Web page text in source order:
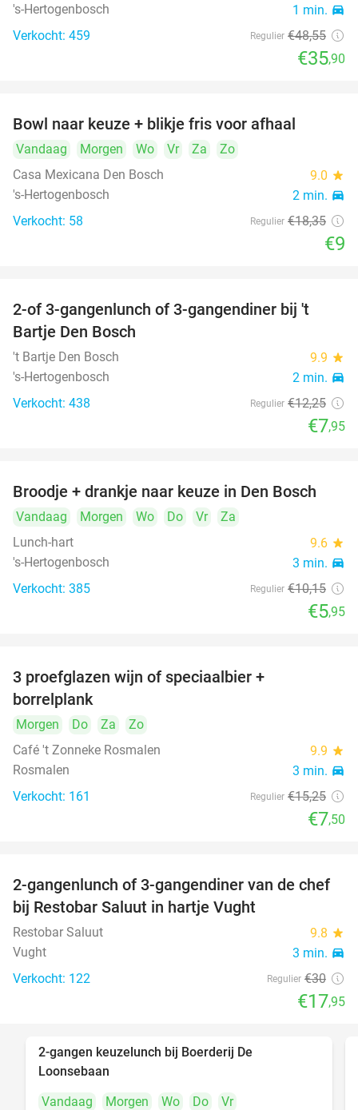
's-Hertogenbosch 1 min. directions_car
Verkocht: 459 Regulier €48,55
€35,90
Bowl naar keuze + blikje fris voor afhaal
Vandaag Morgen Wo Vr Za
Zo
Casa Mexicana Den Bosch
9.0 star
's-Hertogenbosch 2 min. directions_car
Verkocht: 58 Regulier €18,35
€9
35%
2-of 3-gangenlunch of 3-gangendiner bij 't
Bartje Den Bosch
't Bartje Den Bosch 9.9 star
's-Hertogenbosch 2 min. directions_car
Verkocht: 438 Regulier €12,25
€7,95
41%
Broodje + drankje naar keuze in Den Bosch
Vandaag Morgen Wo Do Vr
Za
Lunch-hart
9.6 star
's-Hertogenbosch 3 min. directions_car
Verkocht: 385 Regulier €10,15
€5,95
3 proefglazen wijn of speciaalbier +
borrelplank
Morgen Do Za
Zo
Café 't Zonneke Rosmalen
9.9 star
Rosmalen 3 min. directions_car
Verkocht: 161 Regulier €15,25
€7,50
40%
2-gangenlunch of 3-gangendiner van de chef
bij Restobar Saluut in hartje Vught
Restobar Saluut 9.8 star
Vught 3 min. directions_car
Verkocht: 122 Regulier €30
€17,95
2-gangen keuzelunch bij Boerderij De
Loonsebaan
Vandaag
Morgen Wo Do
Vr